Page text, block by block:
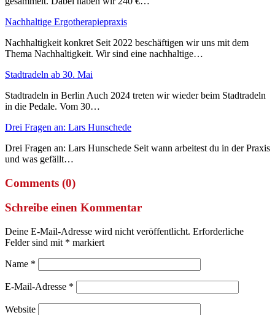
Nachhaltige Ergotherapiepraxis
Nachhaltigkeit konkret Seit 2022 beschäftigen wir uns mit dem
Thema Nachhaltigkeit. Wir sind eine nachhaltige…
Stadtradeln ab 30. Mai
Stadtradeln in Berlin Auch 2024 treten wir wieder beim Stadtradeln
in die Pedale. Vom 30…
Drei Fragen an: Lars Hunschede
Drei Fragen an: Lars Hunschede Seit wann arbeitest du in der Praxis
und was gefällt…
Comments (0)
Schreibe einen Kommentar
Deine E-Mail-Adresse wird nicht veröffentlicht. Erforderliche
Felder sind mit * markiert
Name *
E-Mail-Adresse *
Website